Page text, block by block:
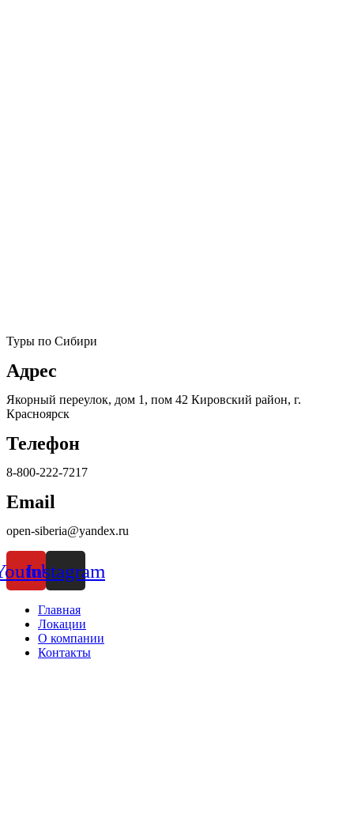
Туры по Сибири
Адрес
Якорный переулок, дом 1, пом 42 Кировский район, г.
Красноярск
Телефон
8-800-222-7217
Email
open-siberia@yandex.ru
Instagram
Главная
Локации
О компании
Контакты